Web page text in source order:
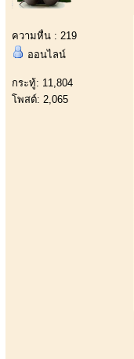
ความหื่น : 219
ออนไลน์
กระทู้: 11,804
โพสต์: 2,065